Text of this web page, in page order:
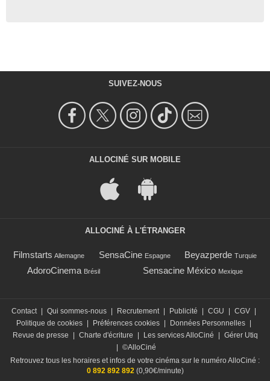
SUIVEZ-NOUS
ALLOCINÉ SUR MOBILE
ALLOCINÉ À L'ÉTRANGER
Filmstarts Allemagne SensaCine Espagne Beyazperde Turquie
AdoroCinema Brésil Sensacine México Mexique
Contact | Qui sommes-nous | Recrutement | Publicité | CGU | CGV |
Politique de cookies | Préférences cookies | Données Personnelles |
Revue de presse
| Charte d'écriture | Les services AlloCiné | Gérer Utiq
| ©AlloCiné
Retrouvez tous les horaires et infos de votre cinéma sur le numéro AlloCiné :
0 892 892 892(0,90€/minute)